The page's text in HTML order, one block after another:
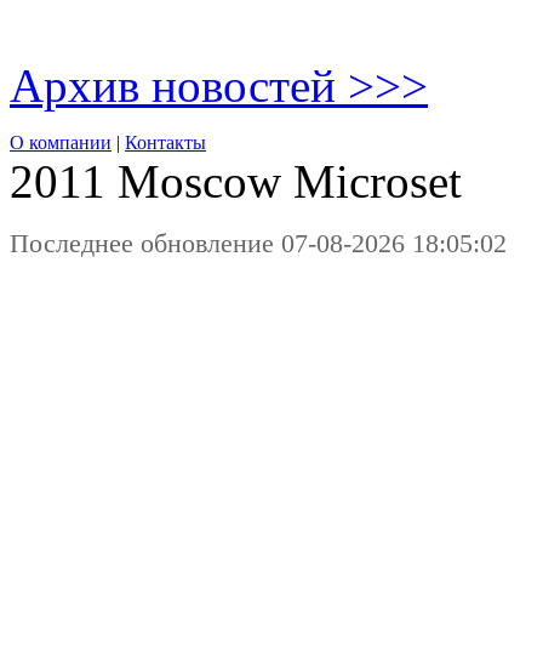
Архив новостей >>>
О компании | Контакты
2011 Moscow Microset
Последнее обновление 07-08-2026 18:05:02